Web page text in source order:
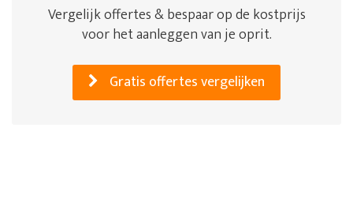
Vergelijk offertes & bespaar op de kostprijs
voor het aanleggen van je oprit.
Gratis offertes vergelijken